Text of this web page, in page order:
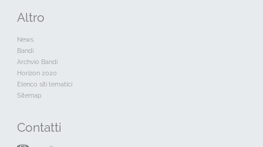
Altro
News
Bandi
Archvio Bandi
Horizon 2020
Elenco siti tematici
Sitemap
Contatti